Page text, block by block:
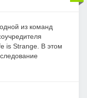
из команд
is Strange. В этом